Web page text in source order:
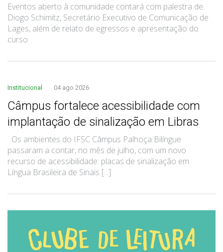
Eventos aberto à comunidade contará com palestra de
Diogo Schimitz, Secretário Executivo de Comunicação de
Lages, além de relato de egressos e apresentação do
curso
Institucional 04 ago 2026
Câmpus fortalece acessibilidade com
implantação de sinalização em Libras
Os ambientes do IFSC Câmpus Palhoça Bilíngue
passaram a contar, no mês de julho, com um novo
recurso de acessibilidade: placas de sinalização em
Língua Brasileira de Sinais [...]